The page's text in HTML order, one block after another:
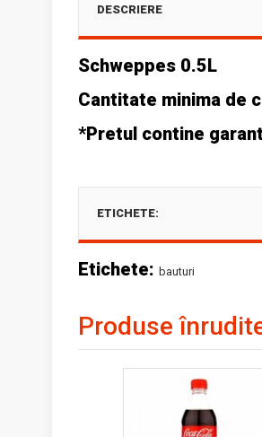
DESCRIERE
Schweppes 0.5L
Cantitate minima de
*Pretul contine
ETICHETE:
Etichete: bauturi
Produse